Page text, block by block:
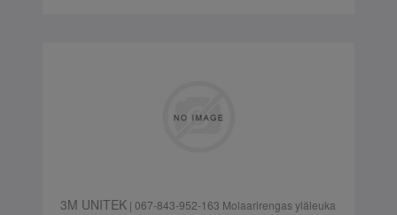
3M UNITEK| 067-843-952-163 Molaarirengas yläleuka